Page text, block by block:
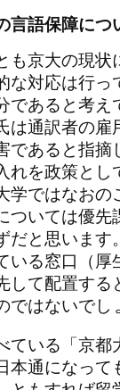
言語保障につ
京大の現状
対応は行っ
であると考え
は通訳者の雇
であると指摘
れを政策とし
学ではなおの
ついては優先
だと思います
いる窓口（厚
して配置する
はないでし
ている「京都
本通になって